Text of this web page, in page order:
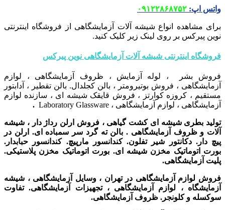
واتس اپ: ۰۹۱۲۲۸۶۸۷۵۲
برای مشاهده انواع شیشه آلات آزمایشگاهی از فروشگاه اینترنتی
نوین پیرکس بر روی لینک زیر کلیک کنید.
فروشگاه اینترنتی شیشه آلات آزمایشگاهی نوین پیرکس
فروش بشر ، لوله آزمایش ، ظروف آزمایشگاهی ، لوازم
آزمایشگاهی ، فروش بوتیرومتر ، بالن کجلدال. بالن تقطیر ، آدابتور
مستقیم ، کروزه کوارتز ، فروش قایقک شیشه ای ، سازنده لوازم
آزمایشگاهی ، لوازم آزمایشگاهی ، Laboratory Glassware
.
تولید بطری شیشه ای کشت گیاهی ، فروش ارلن رداژ دار ، شیشه
آلات و ظروف آزمایشگاهی . بالن ته گرد سر سمباده ای. ارلن در
پیچ دار. دکانتور شیر تفلون. کندانسور مارپیچ. کندانسور حبابدار.
بورت اتوماتیک مخزن شیشه ای. بورت اتوماتیک مخزن پلاستیکی.
پلیت آزمایشگاهی.
فروش لوازم آزمایشگاهی در تهران ، وسایل آزمایشگاهی ، شیشه
آزمایشگاه ، لوازم آزمایشگاهی ، تجهیزات آزمایشگاهی. تفاوت
سوکسله و کلونجر. ظروف آزمایشگاهی.